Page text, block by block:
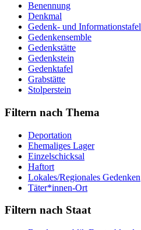
Benennung
Denkmal
Gedenk- und Informationstafel
Gedenkensemble
Gedenkstätte
Gedenkstein
Gedenktafel
Grabstätte
Stolperstein
Filtern nach Thema
Deportation
Ehemaliges Lager
Einzelschicksal
Haftort
Lokales/Regionales Gedenken
Täter*innen-Ort
Filtern nach Staat